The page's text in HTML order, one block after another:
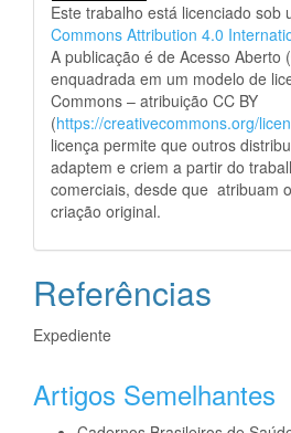
Este trabalho está licenciado sob
Commons Attribution 4.0
A publicação é de Acesso Aberto
enquadrada em um modelo de
Commons – atribuição CC BY
(https://creativecommons.org/
licença permite que outros
adaptem e criem a partir do
comerciais, desde que atribuam
criação original.
Referências
Expediente
Artigos Semelhantes